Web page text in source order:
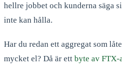
hellre jobbet och kunderna säga
inte kan hålla.
Har du redan ett aggregat som
mycket el? Då är ett byte av FTX-